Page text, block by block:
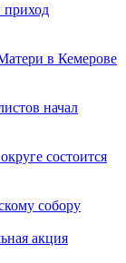
приход
в Кемерове
начал
состоится
собору
акция